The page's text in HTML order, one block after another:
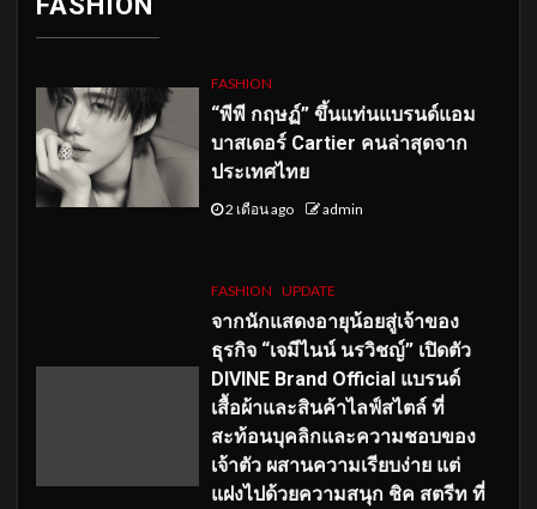
FASHION
“พีพี กฤษฏ์” ขึ้นแท่นแบรนด์แอม
บาสเดอร์ Cartier คนล่าสุดจาก
ประเทศไทย
2 เดือน ago admin
FASHION UPDATE
จากนักแสดงอายุน้อยสู่เจ้าของ
ธุรกิจ “เจมีไนน์ นรวิชญ์” เปิดตัว
DIVINE Brand Official แบรนด์
เสื้อผ้าและสินค้าไลฟ์สไตล์ ที่
สะท้อนบุคลิกและความชอบของ
เจ้าตัว ผสานความเรียบง่าย แต่
แฝงไปด้วยความสนุก ชิค สตรีท ที่